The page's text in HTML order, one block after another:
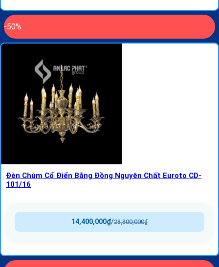
-50%
Đèn Chùm Cổ Điển Bằng Đồng Nguyên Chất Euroto CD-
101/16
28,800,000₫
/
14,400,000₫